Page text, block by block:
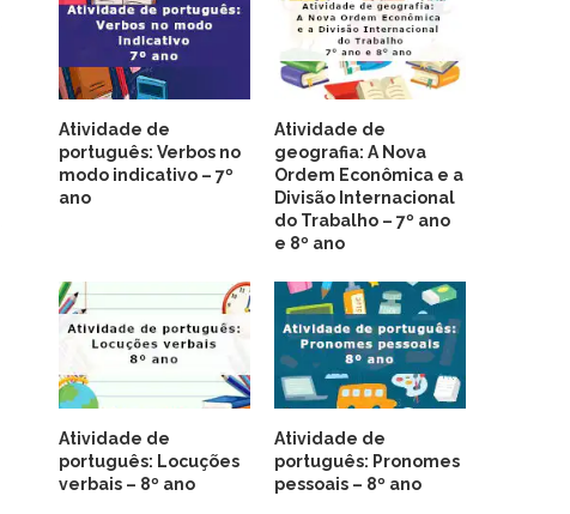
Atividade de
português: Verbos no
modo indicativo – 7º
ano
Atividade de
geografia: A Nova
Ordem Econômica e a
Divisão Internacional
do Trabalho – 7º ano
e 8º ano
Atividade de
português: Locuções
verbais – 8º ano
Atividade de
português: Pronomes
pessoais – 8º ano